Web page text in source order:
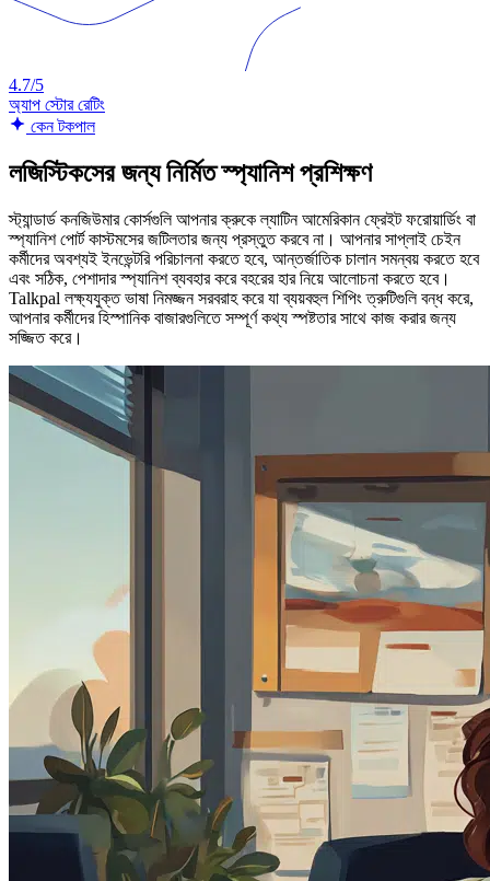
4.7/5
অ্যাপ স্টোর রেটিং
কেন টকপাল
লজিস্টিকসের জন্য নির্মিত স্প্যানিশ প্রশিক্ষণ
স্ট্যান্ডার্ড কনজিউমার কোর্সগুলি আপনার ক্রুকে ল্যাটিন আমেরিকান ফ্রেইট ফরোয়ার্ডিং বা
স্প্যানিশ পোর্ট কাস্টমসের জটিলতার জন্য প্রস্তুত করবে না। আপনার সাপ্লাই চেইন
কর্মীদের অবশ্যই ইনভেন্টরি পরিচালনা করতে হবে, আন্তর্জাতিক চালান সমন্বয় করতে হবে
এবং সঠিক, পেশাদার স্প্যানিশ ব্যবহার করে বহরের হার নিয়ে আলোচনা করতে হবে।
Talkpal লক্ষ্যযুক্ত ভাষা নিমজ্জন সরবরাহ করে যা ব্যয়বহুল শিপিং ত্রুটিগুলি বন্ধ করে,
আপনার কর্মীদের হিস্পানিক বাজারগুলিতে সম্পূর্ণ কথ্য স্পষ্টতার সাথে কাজ করার জন্য
সজ্জিত করে।